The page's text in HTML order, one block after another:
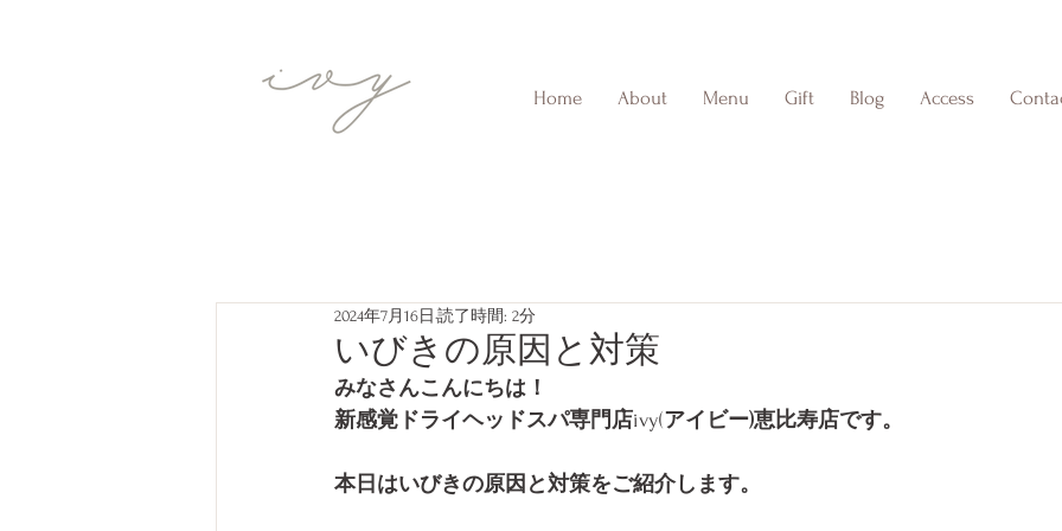
Home About Menu Gift Blog Access
いびきの原因と対策
2024年7月16日 読了時間: 2分
みなさんこんにちは！
新感覚ドライヘッドスパ専門店ivy(アイビー)恵比寿店です。
本日はいびきの原因と対策をご紹介します。